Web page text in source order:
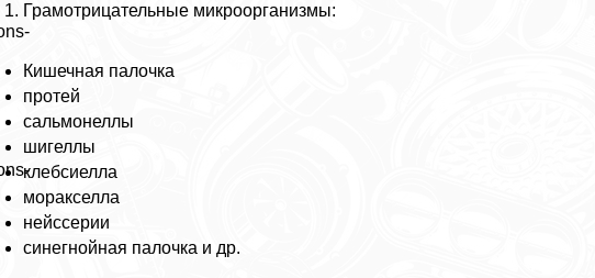
Грамотрицательные микроорганизмы:
Кишечная палочка
протей
сальмонеллы
шигеллы
клебсиелла
моpaкселла
нейссерии
синегнойная палочка и др.